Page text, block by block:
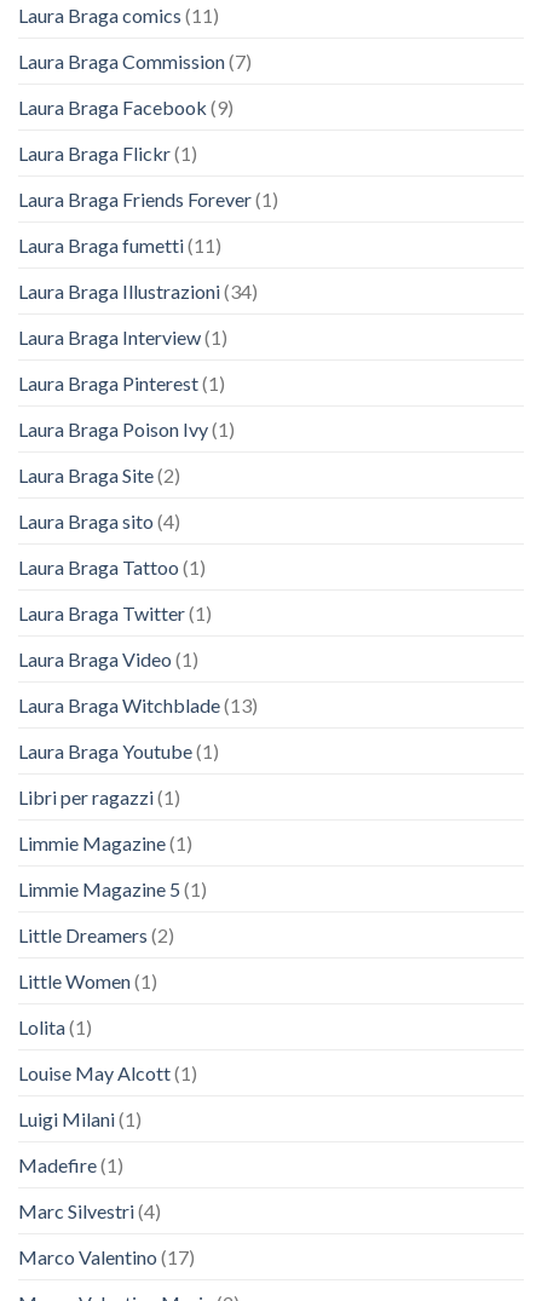
Laura Braga comics (11)
Laura Braga Commission(7)
Laura Braga Facebook (9)
Laura Braga Flickr(1)
Laura Braga Friends Forever(1)
Laura Braga fumetti(11)
Laura Braga Illustrazioni(34)
Laura Braga Interview(1)
Laura Braga Pinterest(1)
Laura Braga Poison Ivy(1)
Laura Braga Site(2)
Laura Braga sito (4)
Laura Braga Tattoo (1)
Laura Braga Twitter(1)
Laura Braga Video (1)
Laura Braga Witchblade(13)
Laura Braga Youtube(1)
Libri per ragazzi(1)
Limmie Magazine(1)
Limmie Magazine 5 (1)
Little Dreamers (2)
Little Women(1)
Lolita(1)
Louise May Alcott(1)
Luigi Milani(1)
Madefire(1)
Marc Silvestri(4)
Marco Valentino (17)